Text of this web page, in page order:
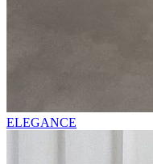
ELEGANCE